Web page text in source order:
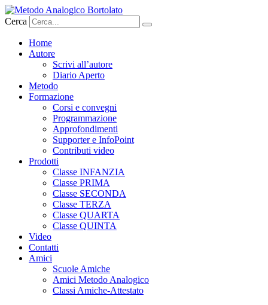
Vai
al
contenuto
Cerca
Home
Autore
Scrivi all’autore
Diario Aperto
Metodo
Formazione
Corsi e convegni
Programmazione
Approfondimenti
Supporter e InfoPoint
Contributi video
Prodotti
Classe INFANZIA
Classe PRIMA
Classe SECONDA
Classe TERZA
Classe QUARTA
Classe QUINTA
Video
Contatti
Amici
Scuole Amiche
Amici Metodo Analogico
Classi Amiche-Attestato